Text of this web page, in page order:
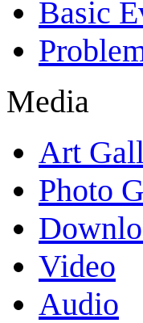
Basic
Media
Art
Photo
Video
Audio